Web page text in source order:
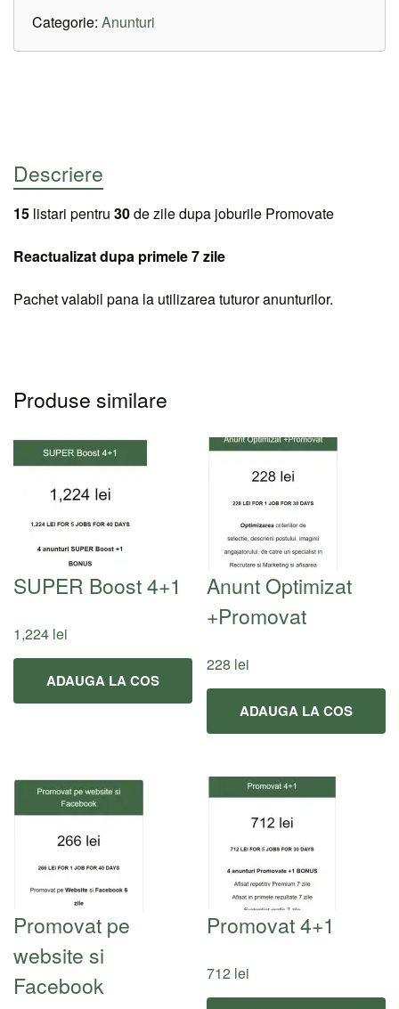
Categorie: Anunturi
Descriere
15 listari pentru 30de zile dupa joburile Promovate
Reactualizat dupa primele 7 zile
Pachet valabil pana la utilizarea tuturor anunturilor.
Produse similare
SUPER Boost 4+1
1,224 lei
ADAUGA LA COS
Anunt Optimizat
+Promovat
228 lei
ADAUGA LA COS
Promovat pe
website si
Facebook
Promovat 4+1
712 lei